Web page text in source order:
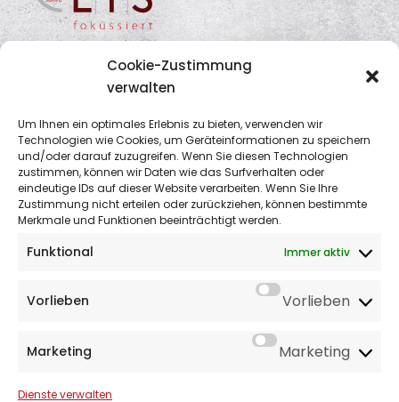
Cookie-Zustimmung
verwalten
Um Ihnen ein optimales Erlebnis zu bieten, verwenden wir
Technologien wie Cookies, um Geräteinformationen zu speichern
und/oder darauf zuzugreifen. Wenn Sie diesen Technologien
zustimmen, können wir Daten wie das Surfverhalten oder
eindeutige IDs auf dieser Website verarbeiten. Wenn Sie Ihre
Zustimmung nicht erteilen oder zurückziehen, können bestimmte
Merkmale und Funktionen beeinträchtigt werden.
Funktional Immer aktiv
Vorlieben Vorlieben
Marketing Marketing
Dienste verwalten
Kontaktdaten
LTS
Rechtsanwälte • Wirtschaftsprüfer •
Bunsenstraße 3
Tel.: +49 5221 6930 600
E-Mail: info@lts-rechtsanwaelte.com